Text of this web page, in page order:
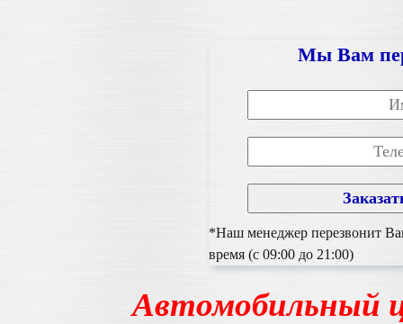
Мы Вам
*Наш менеджер перезвонит
время (с 09:00 до 21:00)
Автомобильный